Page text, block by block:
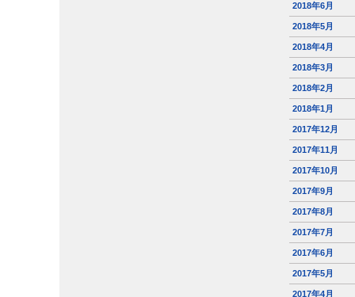
2018年6月
2018年5月
2018年4月
2018年3月
2018年2月
2018年1月
2017年12月
2017年11月
2017年10月
2017年9月
2017年8月
2017年7月
2017年6月
2017年5月
2017年4月